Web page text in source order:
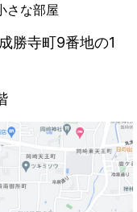
さな部屋
勝寺町9番地の1